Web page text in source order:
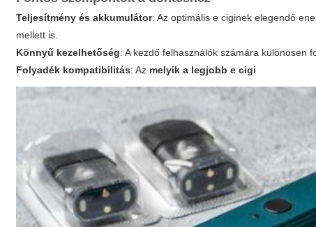
Teljesítmény és akkumulátor: Az optimális e ciginek elegendő
mellett is.
Könnyű kezelhetőség: A kezdő felhasználók számára különösen
Folyadék kompatibilitás: Az melyik a legjobb e cigi